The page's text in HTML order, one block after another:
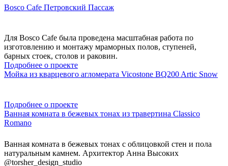
Bosco Cafe Петровский Пассаж
Для Bosco Cafe была проведена масштабная работа по
изготовлению и монтажу мраморных полов, ступеней,
барных стоек, столов и раковин.
Подробнее о проекте
Мойка из кварцевого агломерата Vicostone BQ200 Artic Snow
Подробнее о проекте
Ванная комната в бежевых тонах из травертина Classico
Romano
Ванная комната в бежевых тонах с облицовкой стен и пола
натуральным камнем. Архитектор Анна Высоких
@torsher_design_studio